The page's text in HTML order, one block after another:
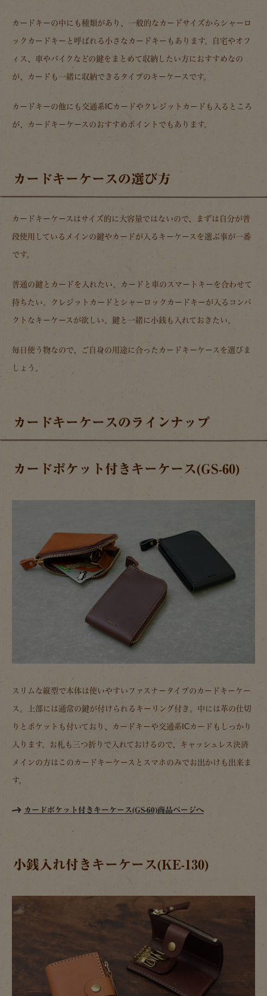
カードキーの中にも種類があり、一般的なカードサイズからシャーロ
ックカードキーと呼ばれる小さなカードキーもあります。自宅やオフ
ィス、車やバイクなどの鍵をまとめて収納したい方におすすめなの
が、カードも一緒に収納できるタイプのキーケースです。
カードキーの他にも交通系ICカードやクレジットカードも入るところ
が、カードキーケースのおすすめポイントでもあります。
カードキーケースの選び方
カードキーケースはサイズ的に大容量ではないので、まずは自分が普
段使用しているメインの鍵やカードが入るキーケースを選ぶ事が一番
です。
普通の鍵とカードを入れたい。カードと車のスマートキーを合わせて
持ちたい。クレジットカードとシャーロックカードキーが入るコンパ
クトなキーケースが欲しい。鍵と一緒に小銭も入れておきたい。
毎日使う物なので、ご自身の用途に合ったカードキーケースを選びま
しょう。
カードキーケースのラインナップ
カードポケット付きキーケース(GS-60)
スリムな縦型で本体は使いやすいファスナータイプのカードキーケー
ス。上部には通常の鍵が付けられるキーリング付き。中には革の仕切
りとポケットも付いており、カードキーや交通系ICカードもしっかり
入ります。お札も三つ折りで入れておけるので、キャッシュレス決済
メインの方はこのカードキーケースとスマホのみでお出かけも出来ま
す。
カードポケット付きキーケース(GS-60)商品ページへ
小銭入れ付きキーケース(KE-130)